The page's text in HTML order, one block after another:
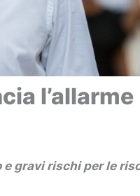
l’allarme
gravi rischi per le